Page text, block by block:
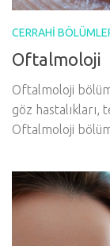
CERRAHI
Oftalmoloji
Oftalmoloji
göz hastalıkları,
Oftalmoloji